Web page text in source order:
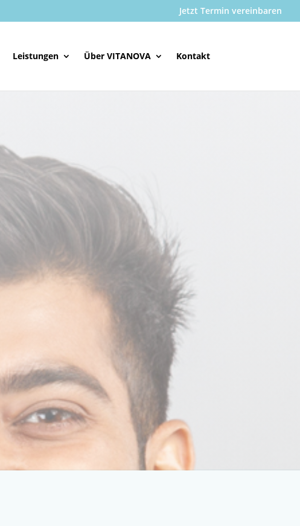
Jetzt Termin vereinbaren
Leistungen Über VITANOVA Kontakt